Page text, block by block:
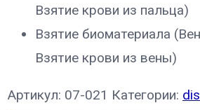
Взятие крови из пальца)
Взятие биоматериала
Взятие крови из вены)
Артикул: 07-021 Категории: